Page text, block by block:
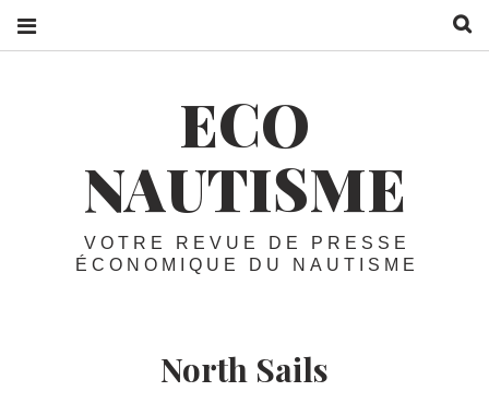
ECO
NAUTISME
VOTRE REVUE DE PRESSE
ÉCONOMIQUE DU NAUTISME
North Sails